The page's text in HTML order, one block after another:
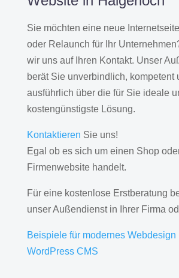
Sie möchten eine neue
oder Relaunch für Ihr
wir uns auf Ihren Kontakt. Unser
berät Sie unverbindlich, kompetent
ausführlich über die für Sie ideale
kostengünstigste Lösung.
Kontaktieren Sie uns!
Egal ob es sich um einen Shop
Firmenwebsite handelt.
Für eine kostenlose Erstberatung
unser Außendienst in Ihrer Firma
Beispiele für modernes Webdesign
WordPress CMS